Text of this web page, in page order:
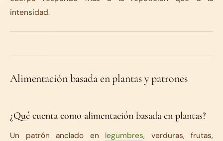
intensidad.
Alimentación basada en plantas y patrones
¿Qué cuenta como alimentación basada en plantas?
Un patrón anclado en legumbres, verduras, frutas,